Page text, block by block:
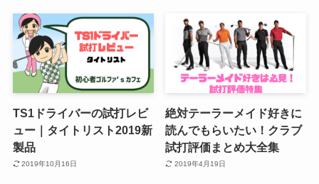
TS1ドライバーの試打レビ
ュー｜タイトリスト2019新
製品
2019年10月16日
絶対テーラーメイド好きに
読んでもらいたい！クラブ
試打評価まとめ大全集
2019年4月19日